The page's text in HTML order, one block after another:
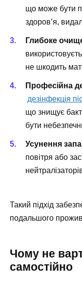
що може бути
здоров’я,
Глибоке
не шкодить
Професійна
дезінфекція
що знищує
бути
Усунення
повітря або
Такий підхід
подальшого
Чому не
самостійно